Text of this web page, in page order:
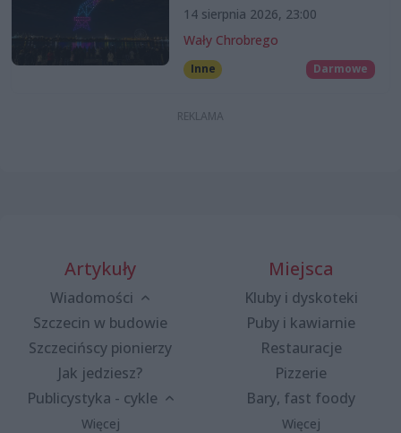
14 sierpnia 2026, 23:00
Wały Chrobrego
Inne Darmowe
Artykuły
Wiadomości
Szczecin w budowie
Szczecińscy pionierzy
Jak jedziesz?
Publicystyka - cykle
Więcej
Miejsca
Kluby i dyskoteki
Puby i kawiarnie
Restauracje
Pizzerie
Bary, fast foody
Więcej